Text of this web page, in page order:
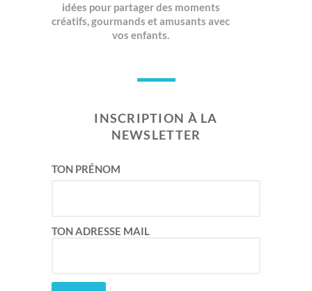
idées pour partager des moments
créatifs, gourmands et amusants avec
vos enfants.
INSCRIPTION À LA
NEWSLETTER
TON PRÉNOM
TON ADRESSE MAIL